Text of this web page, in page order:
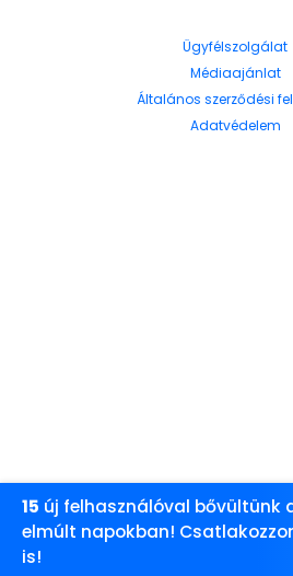
Ügyfélszolgálat
Médiaajánlat
Általános szerződési
Adatvédelem
15 új felhasználóval bővültünk
elmúlt napokban!
is!